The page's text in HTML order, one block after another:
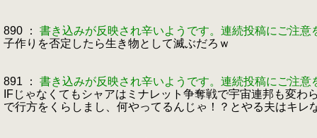
890 ： 書き込みが反映され辛いようです。連続投稿にご注意
子作りを否定したら生き物として滅ぶだろｗ
891 ： 書き込みが反映され辛いようです。連続投稿にご注意
IFじゃなくてもシャアはミナレット争奪戦で宇宙連邦も変わ
で行方をくらしまし、何やってるんじゃ！？とやる夫はキレ